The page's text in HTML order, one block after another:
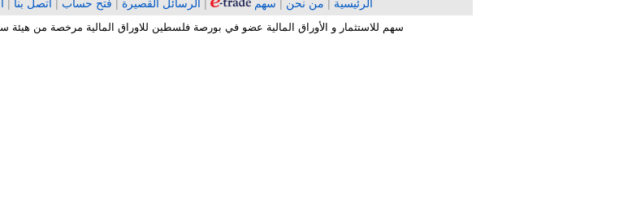
الرئيسية | من نحن | سهم | الرسائل القصيرة | فتح حساب | اتصل بنا |
سهم للاستثمار و الأوراق المالية عضو في بورصة فلسطين للاوراق المالية مرخصة من هيئة